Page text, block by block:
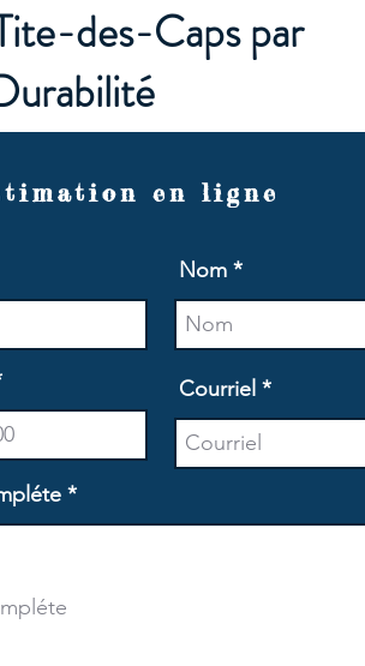
des-Caps par
en ligne
Nom
Courriel